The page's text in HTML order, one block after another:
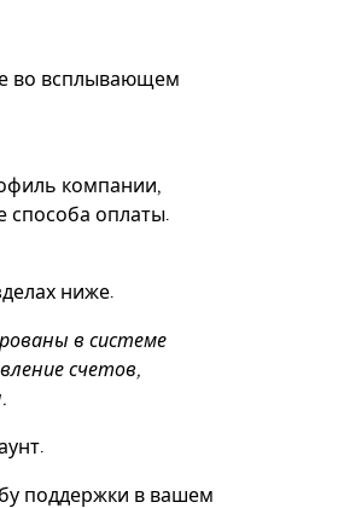
во всплывающем
компании,
способа оплаты.
ниже.
в системе
счетов,
поддержки в вашем